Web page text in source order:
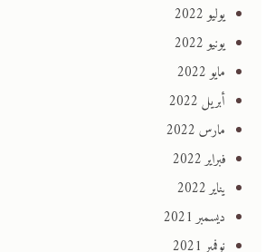
يوليو 2022
يونيو 2022
مايو 2022
أبريل 2022
مارس 2022
فبراير 2022
يناير 2022
ديسمبر 2021